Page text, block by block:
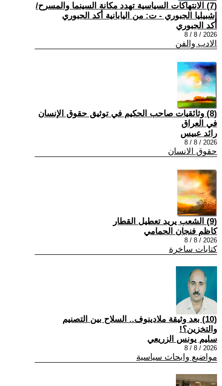
(7) الانتهاكات السياسية تهدد مكانة السينما والمسرح/
إشبيليا الجبوري - ت: من اليابانية أكد الجبوري
أكد الجبوري
2026 / 8 / 8
الادب والفن
(8) وثائقيات صاحب الحكيم في توثيق حقوق الإنسان
في العراق
رائد عبيس
2026 / 8 / 8
حقوق الانسان
(9) الشعب يريد تعطيل القطار
كاظم فنجان الحمامي
2026 / 8 / 8
كتابات ساخرة
(10) بعد وثيقة ملادينوف.. السلاح بين التصنيم
والتخزين؟!
سليم يونس الزريعي
2026 / 8 / 8
مواضيع وابحاث سياسية